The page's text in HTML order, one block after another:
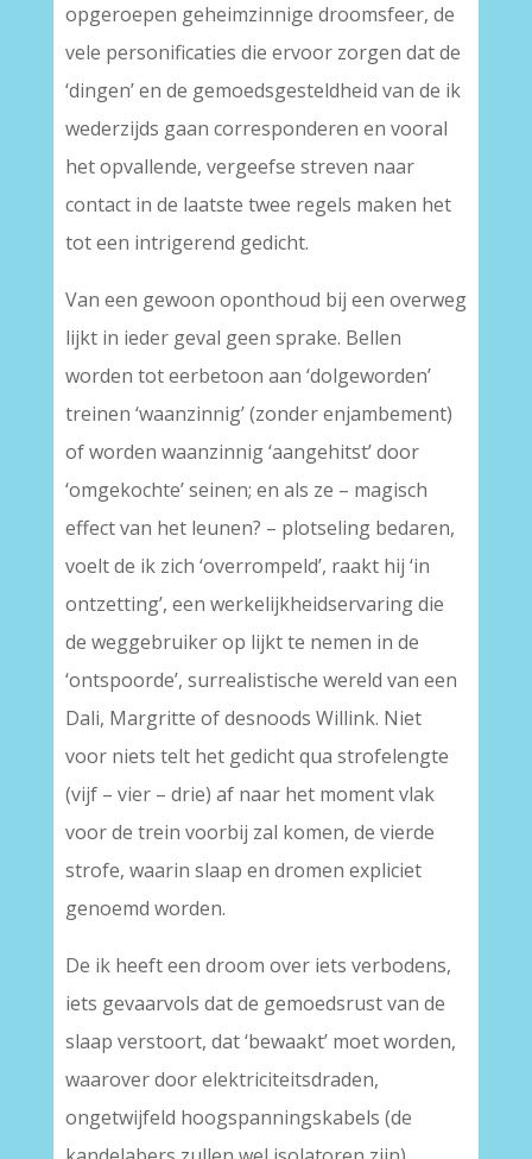
opgeroepen geheimzinnige droomsfeer, de
vele personificaties die ervoor zorgen dat de
‘dingen’ en de gemoedsgesteldheid van de ik
wederzijds gaan corresponderen en vooral
het opvallende, vergeefse streven naar
contact in de laatste twee regels maken het
tot een intrigerend gedicht.
Van een gewoon oponthoud bij een overweg
lijkt in ieder geval geen sprake. Bellen
worden tot eerbetoon aan ‘dolgeworden’
treinen ‘waanzinnig’ (zonder enjambement)
of worden waanzinnig ‘aangehitst’ door
‘omgekochte’ seinen; en als ze – magisch
effect van het leunen? – plotseling bedaren,
voelt de ik zich ‘overrompeld’, raakt hij ‘in
ontzetting’, een werkelijkheidservaring die
de weggebruiker op lijkt te nemen in de
‘ontspoorde’, surrealistische wereld van een
Dali, Margritte of desnoods Willink. Niet
voor niets telt het gedicht qua strofelengte
(vijf – vier – drie) af naar het moment vlak
voor de trein voorbij zal komen, de vierde
strofe, waarin slaap en dromen expliciet
genoemd worden.
De ik heeft een droom over iets verbodens,
iets gevaarvols dat de gemoedsrust van de
slaap verstoort, dat ‘bewaakt’ moet worden,
waarover door elektriciteitsdraden,
ongetwijfeld hoogspanningskabels (de